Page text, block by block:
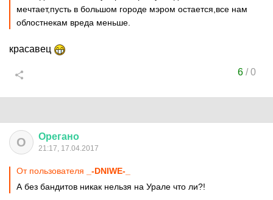
мечтает,пусть в большом городе мэром остается,все нам
облостнекам вреда меньше.
красавец
6/0
О Орегано
21:17, 17.04.2017
От пользователя
_-DNIWE-_
А без бандитов никак нельзя на Урале что ли?!